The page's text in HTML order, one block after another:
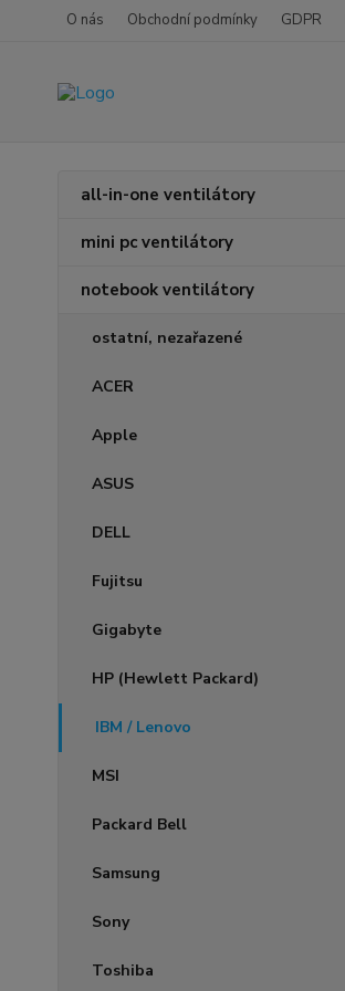
O nás Obchodní podmínky GDPR
all-in-one ventilátory
mini pc ventilátory
notebook ventilátory
ostatní, nezařazené
ACER
Apple
ASUS
DELL
Fujitsu
Gigabyte
HP (Hewlett Packard)
IBM / Lenovo
MSI
Packard Bell
Samsung
Sony
Toshiba